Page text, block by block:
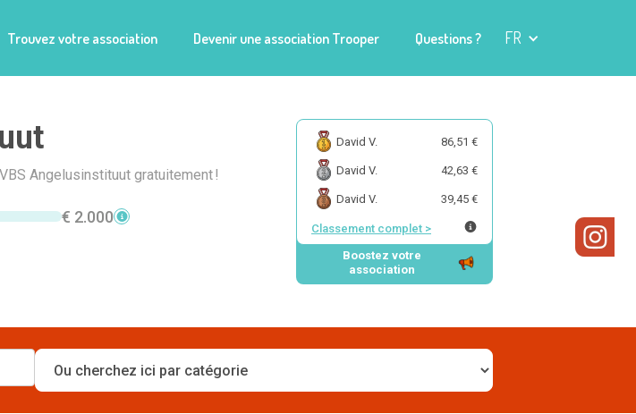
Trouvez votre association Devenir une association Trooper Questions ? FR
Angelusinstituut gratuitement !
€ 2.000
David V. 86,51 €
David V. 42,63 €
David V. 39,45 €
Classement complet >
Boostez votre
association